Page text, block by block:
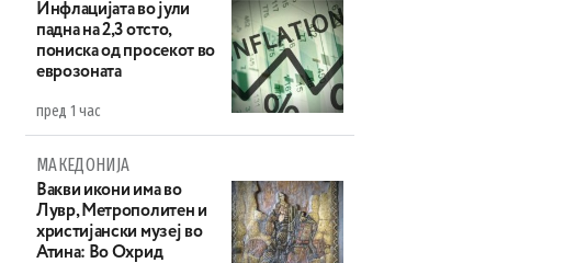
Инфлацијата во јули
падна на 2,3 отсто,
пониска од просекот во
еврозоната
пред 1 час
МАКЕДОНИЈА
Вакви икони има во
Лувр, Метрополитен и
христијански музеј во
Атина: Во Охрид